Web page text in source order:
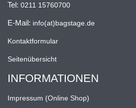
Tel: 0211 15760700
E-Mail: info(at)bagstage.de
Kontaktformular
Seitenübersicht
INFORMATIONEN
Impressum (Online Shop)